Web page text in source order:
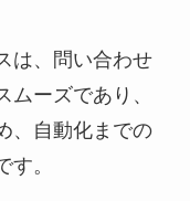
は、問い合わせ
ーズであり、
、自動化までの
。